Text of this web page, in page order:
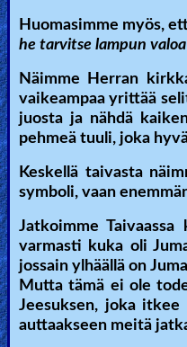
Huomasimme myös,
he tarvitse lampun
Näimme Herran
vaikeampaa yrittää
juosta ja nähdä
pehmeä tuuli, joka
Keskellä taivasta
symboli, vaan
Jatkoimme
varmasti kuka oli
jossain ylhäällä on
Mutta tämä ei ole
Jeesuksen, joka
auttaakseen meitä